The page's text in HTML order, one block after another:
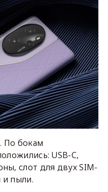
По бокам
USB-C,
слот для двух SIM-
и пыли.